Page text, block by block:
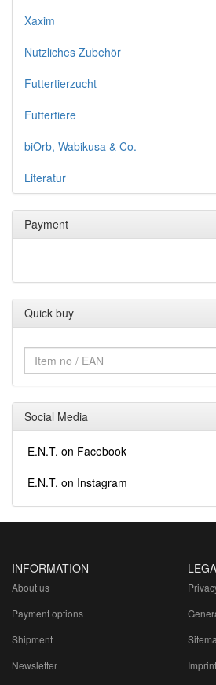
Xaxim
Nutzliches Zubehör
Futtertierzucht
Futtertiere
biOrb, Wabikusa & Co.
Literatur
Payment
Quick buy
Social Media
E.N.T. on Facebook
E.N.T. on Instagram
INFORMATION
About us
Payment options
Shipment
Newsletter
Imprint